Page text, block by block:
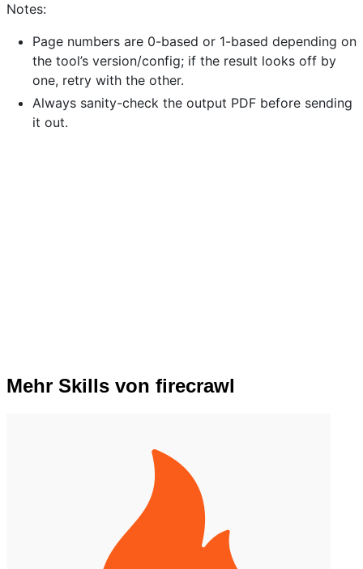
Notes:
Page numbers are 0-based or 1-based depending on
the tool’s version/config; if the result looks off by
one, retry with the other.
Always sanity-check the output PDF before sending
it out.
Mehr Skills von firecrawl